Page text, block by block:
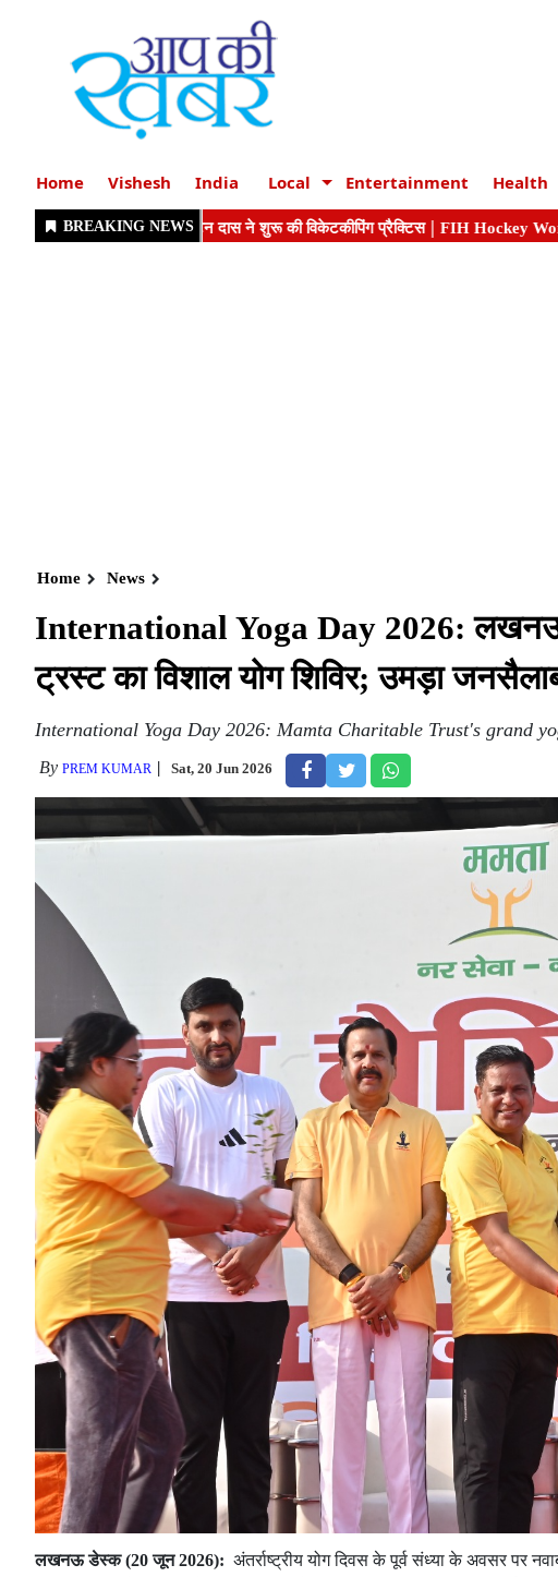
Home Vishesh India Local Entertainment Health
Home News
International Yoga Day 2026: लखनऊ
ट्रस्ट का विशाल योग शिविर; उमड़ा
International Yoga Day 2026: Mamta Charitable Trust's grand
By PREM KUMAR Sat, 20 Jun 2026
लखनऊ डेस्क (20 जून 2026): अंतर्राष्ट्रीय योग दिवस के पूर्व संध्या के अवसर पर